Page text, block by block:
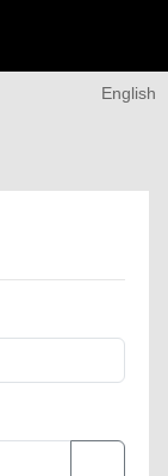
English